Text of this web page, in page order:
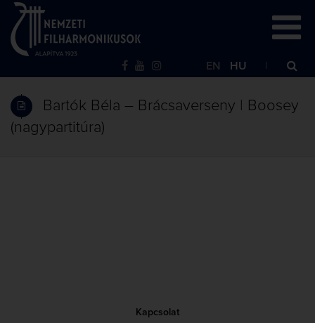
EN HU
Bartók Béla – Brácsaverseny | Boosey
(nagypartitúra)
Kapcsolat